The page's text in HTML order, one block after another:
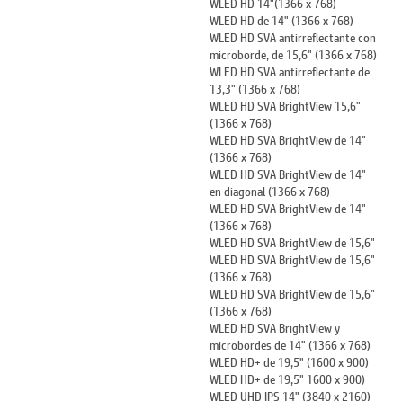
WLED HD de 14" (1366 x 768)
WLED HD SVA antirreflectante con
microborde, de 15,6" (1366 x 768)
WLED HD SVA antirreflectante de
13,3" (1366 x 768)
WLED HD SVA BrightView 15,6"
(1366 x 768)
WLED HD SVA BrightView de 14"
(1366 x 768)
WLED HD SVA BrightView de 14"
en diagonal (1366 x 768)
WLED HD SVA BrightView de 14"
(1366 x 768)
WLED HD SVA BrightView de 15,6"
WLED HD SVA BrightView de 15,6"
(1366 x 768)
WLED HD SVA BrightView de 15,6"
(1366 x 768)
WLED HD SVA BrightView y
microbordes de 14" (1366 x 768)
WLED HD+ de 19,5" (1600 x 900)
WLED HD+ de 19,5" 1600 x 900)
WLED UHD IPS 14" (3840 x 2160)